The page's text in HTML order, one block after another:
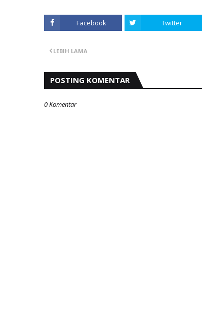
Facebook Twitter
LEBIH LAMA
POSTING KOMENTAR
0 Komentar